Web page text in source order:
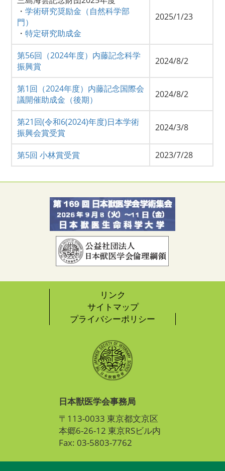
・学術研究奨励金（自然科学部
門）
・特定研究助成金
2025/1/23
第56回（2024年度）内藤記念科学
振興賞
2024/8/2
第1回（2024年度）内藤記念国際会
議開催助成金（後期）
2024/8/2
第21回(令和6(2024)年度)日本学術
振興会賞受賞
2024/3/8
第5回 小林賞受賞 2023/7/28
リンク
サイトマップ
プライバシーポリシー
日本獣医学会事務局
〒113-0033 東京都文京区
本郷6-26-12 東京RSビル内
Fax: 03-5803-7762